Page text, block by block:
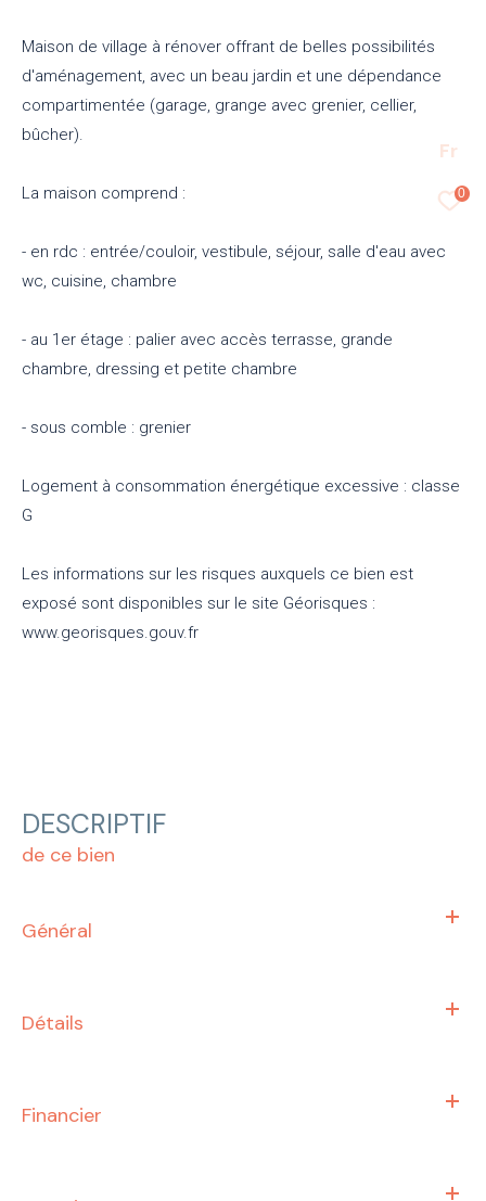
Fr
0
Maison de village à rénover offrant de belles possibilités
d'aménagement, avec un beau jardin et une dépendance
compartimentée (garage, grange avec grenier, cellier,
bûcher).
La maison comprend :
- en rdc : entrée/couloir, vestibule, séjour, salle d'eau avec
wc, cuisine, chambre
- au 1er étage : palier avec accès terrasse, grande
chambre, dressing et petite chambre
- sous comble : grenier
Logement à consommation énergétique excessive : classe
G
Les informations sur les risques auxquels ce bien est
exposé sont disponibles sur le site Géorisques :
www.georisques.gouv.fr
DESCRIPTIF
de ce bien
Général
Détails
Financier